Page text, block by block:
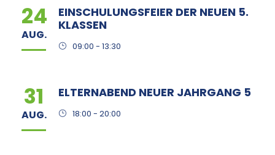
24
AUG.
EINSCHULUNGSFEIER DER NEUEN 5.
KLASSEN
09:00 - 13:30
31
AUG.
ELTERNABEND NEUER JAHRGANG 5
18:00 - 20:00